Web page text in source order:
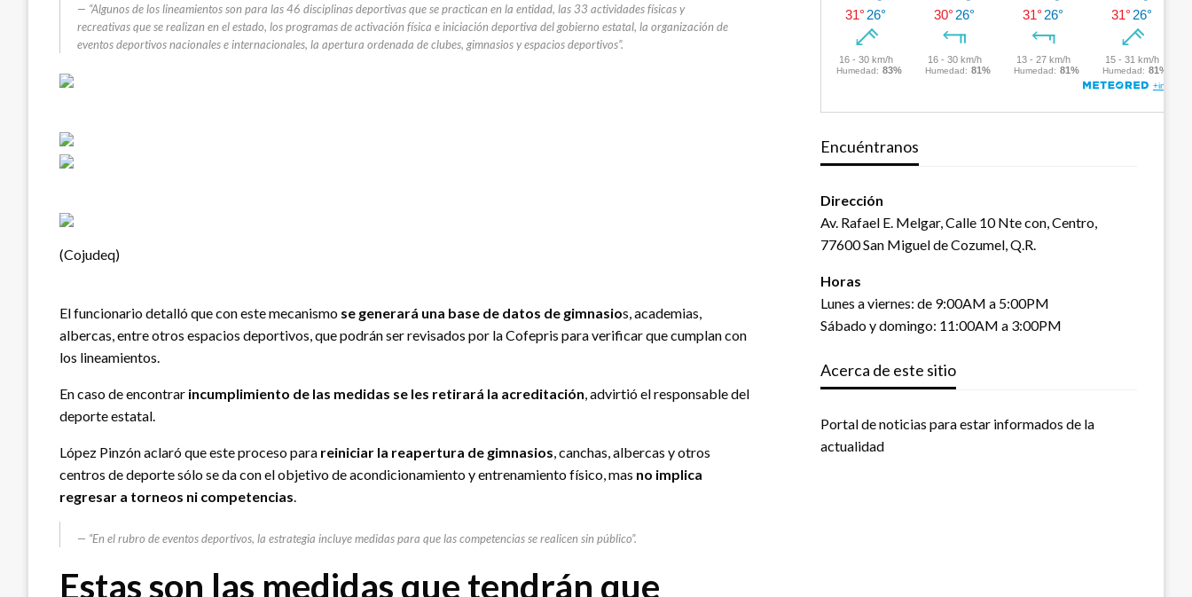
“Algunos de los lineamientos son para las 46 disciplinas deportivas que se practican en la entidad, las 33 actividades físicas y
recreativas que se realizan en el estado, los programas de activación física e iniciación deportiva del gobierno estatal, la organización de
eventos deportivos nacionales e internacionales, la apertura ordenada de clubes, gimnasios y espacios deportivos”.
(Cojudeq)
El funcionario detalló que con este mecanismo se generará una base de datos de gimnasios, academias,
albercas, entre otros espacios deportivos, que podrán ser revisados por la Cofepris para verificar que cumplan con
los lineamientos.
En caso de encontrar incumplimiento de las medidas se les retirará la acreditación, advirtió el responsable del
deporte estatal.
López Pinzón aclaró que este proceso para reiniciar la reapertura de gimnasios, canchas, albercas y otros
centros de deporte sólo se da con el objetivo de acondicionamiento y entrenamiento físico, mas no implica
regresar a torneos ni competencias.
“En el rubro de eventos deportivos, la estrategia incluye medidas para que las competencias se realicen sin público”.
Estas son las medidas que tendrán que
Encuéntranos
Dirección
Av. Rafael E. Melgar, Calle 10 Nte con, Centro,
77600 San Miguel de Cozumel, Q.R.
Horas
Lunes a viernes: de 9:00AM a 5:00PM
Sábado y domingo: 11:00AM a 3:00PM
Acerca de este sitio
Portal de noticias para estar informados de la
actualidad